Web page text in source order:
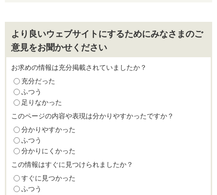
より良いウェブサイトにするためにみなさまのご
意見をお聞かせください
お求めの情報は充分掲載されていましたか？
充分だった
ふつう
足りなかった
このページの内容や表現は分かりやすかったですか？
分かりやすかった
ふつう
分かりにくかった
この情報はすぐに見つけられましたか？
すぐに見つかった
ふつう